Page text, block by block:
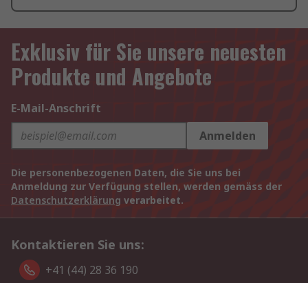
Exklusiv für Sie unsere neuesten
Produkte und Angebote
E-Mail-Anschrift
Anmelden
Die personenbezogenen Daten, die Sie uns bei
Anmeldung zur Verfügung stellen, werden gemäss der
Datenschutzerklärung verarbeitet.
Kontaktieren Sie uns:
+41 (44) 28 36 190